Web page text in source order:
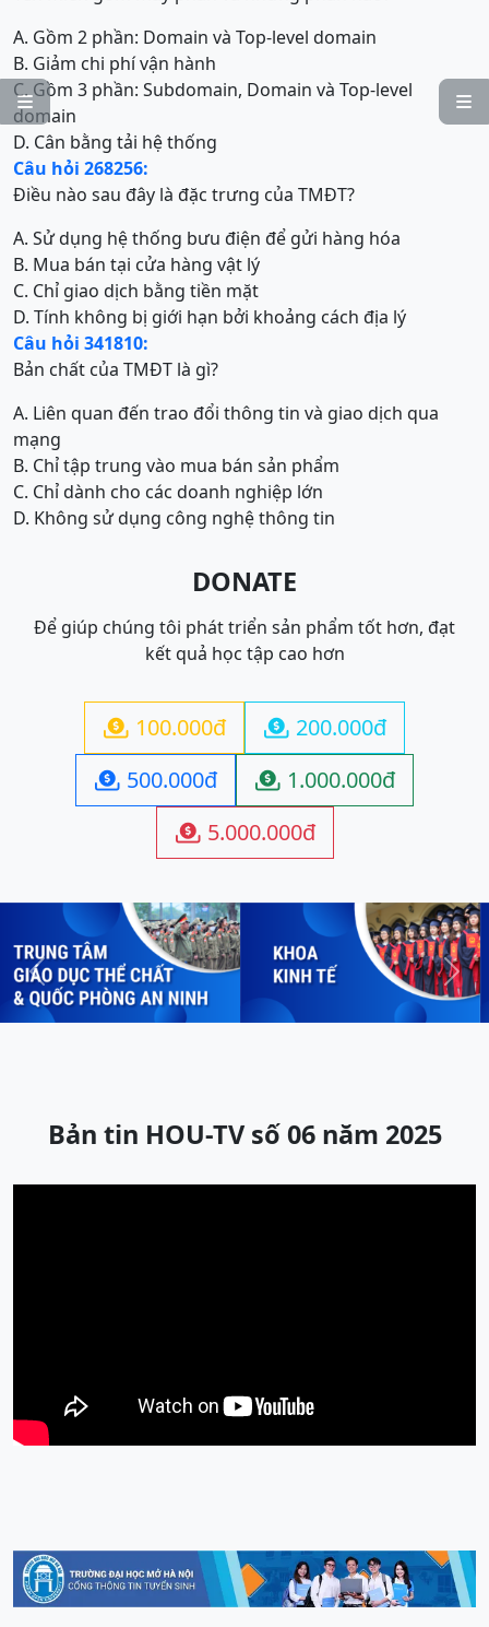


A. Gồm 2 phần: Domain và Top-level domain
B. Giảm chi phí vận hành
C. Gồm 3 phần: Subdomain, Domain và Top-level
domain
D. Cân bằng tải hệ thống
Câu hỏi 268256:
Điều nào sau đây là đặc trưng của TMĐT?
A. Sử dụng hệ thống bưu điện để gửi hàng hóa
B. Mua bán tại cửa hàng vật lý
C. Chỉ giao dịch bằng tiền mặt
D. Tính không bị giới hạn bởi khoảng cách địa lý
Câu hỏi 341810:
Bản chất của TMĐT là gì?
A. Liên quan đến trao đổi thông tin và giao dịch qua
mạng
B. Chỉ tập trung vào mua bán sản phẩm
C. Chỉ dành cho các doanh nghiệp lớn
D. Không sử dụng công nghệ thông tin
DONATE
Để giúp chúng tôi phát triển sản phẩm tốt hơn, đạt
kết quả học tập cao hơn
 100.000đ  200.000đ
 500.000đ  1.000.000đ
 5.000.000đ
Previous Next
Bản tin HOU-TV số 06 năm 2025